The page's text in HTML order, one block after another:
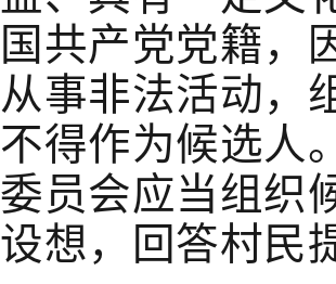
国共产党党籍，
从事非法活动，
不得作为候选人
委员会应当组织
设想，回答村民